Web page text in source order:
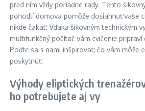
pred ním vždy poriadne rady. Tento
pohodlí domova pomôže dosiahnuť vaše
nikde čakať. Vďaka šikovným technickým
multifunkčný počítač vám cvičenie pripraví
Poďte sa s nami inšpirovať, čo vám môže
poskytnúť.
Výhody eliptických
ho potrebujete aj vy